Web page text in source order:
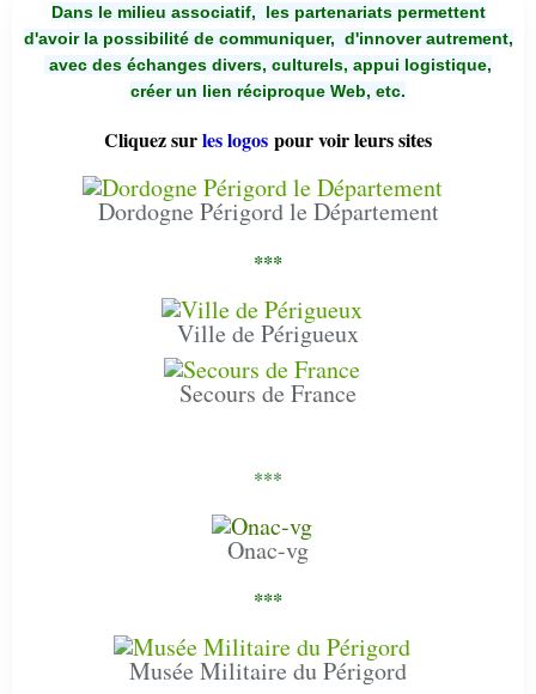
Dans le milieu associatif, les partenariats permettent
d'avoir la possibilité de communiquer, d'innover autrement,
avec des échanges divers, culturels, appui logistique,
créer un lien réciproque Web, etc.
Cliquez surles logos pour voir leurs sites
Dordogne Périgord le Département
***
Ville de Périgueux
Secours de France
***
Onac-vg
***
Musée Militaire du Périgord